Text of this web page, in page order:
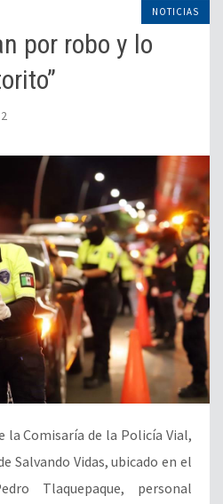
NOTICIAS
por robo y lo
la Comisaría de la Policía Vial,
Salvando Vidas, ubicado en el
Tlaquepaque, personal